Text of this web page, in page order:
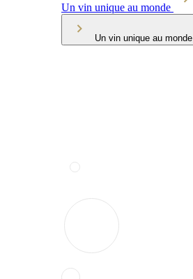
Un vin unique au monde
Un vin unique au monde